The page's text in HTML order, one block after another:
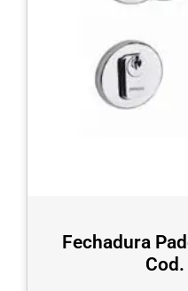
Fechadura